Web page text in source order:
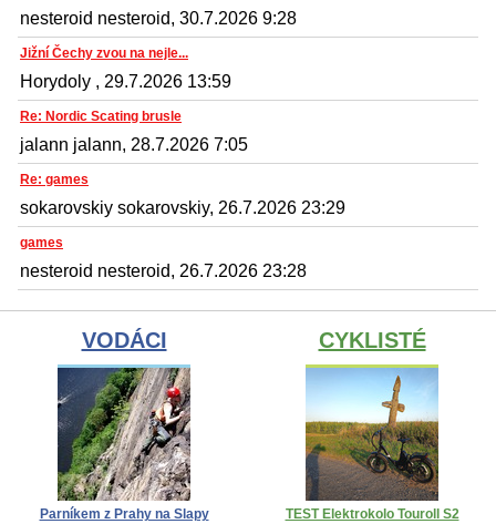
nesteroid nesteroid, 30.7.2026 9:28
Jižní Čechy zvou na nejle...
Horydoly , 29.7.2026 13:59
Re: Nordic Scating brusle
jalann jalann, 28.7.2026 7:05
Re: games
sokarovskiy sokarovskiy, 26.7.2026 23:29
games
nesteroid nesteroid, 26.7.2026 23:28
VODÁCI
Parníkem z Prahy na Slapy
CYKLISTÉ
TEST Elektrokolo Touroll S2